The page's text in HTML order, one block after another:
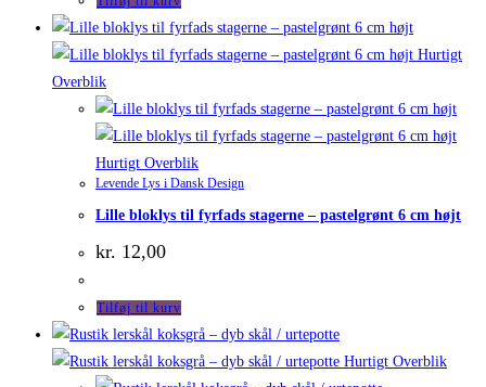
Hurtigt
Overblik
Hurtigt Overblik
Levende Lys i Dansk Design
Lille bloklys til fyrfads stagerne – pastelgrønt 6 cm højt
kr. 12,00
Tilføj til kurv
Hurtigt Overblik